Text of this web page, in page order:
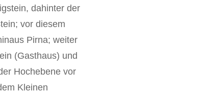
dahinter der
vor diesem
Pirna; weiter
(Gasthaus) und
Hochebene vor
Kleinen